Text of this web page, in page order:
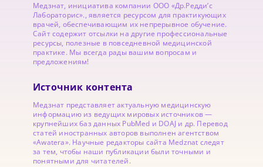
Медзнат, инициатива компании ООО «Др.Редди’с
Лабораторис»., является ресурсом для практикующих
врачей, обеспечивающим их непрерывное обучение.
Сайт содержит отсылки на другие профессиональные
ресурсы, полезные в повседневной медицинской
практике. Мы всегда рады вашим вопросам и
предложениям!
Источник контента
Медзнат представляет актуальную медицинскую
информацию из ведущих мировых источников —
крупнейших баз данных PubMed и DOAJ и др. Перевод
статей иностранных авторов выполнен агентством
«Awatera». Научные редакторы сайта Medznat следят
за тем, чтобы наши публикации были точными и
понятными для читателей.